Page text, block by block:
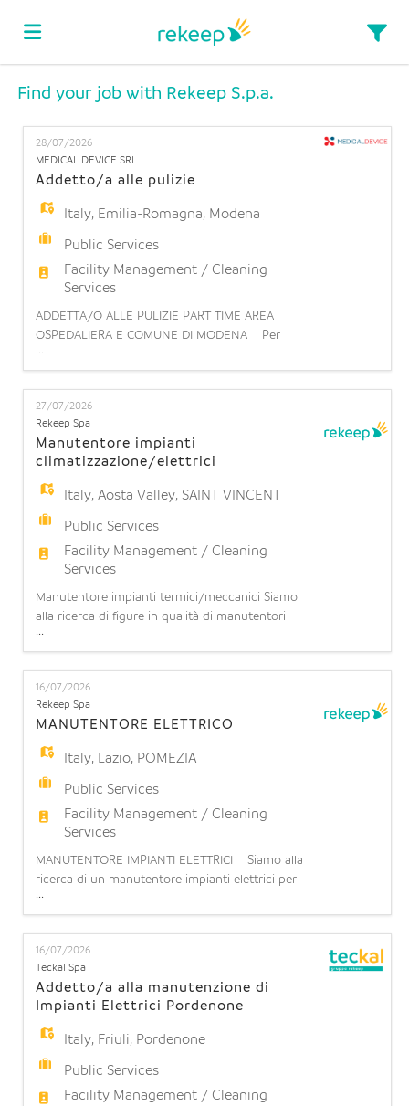
Home
Job
list
Upload
your
Login
EN
DE
PT
Find your job with Rekeep S.p.a.
28/07/2026
MEDICAL DEVICE SRL
Addetto/a alle pulizie
Italy, Emilia-Romagna, Modena
Public Services
Facility Management / Cleaning
Services
ADDETTA/O ALLE PULIZIE PART TIME AREA
OSPEDALIERA E COMUNE DI MODENA Per
importante realtà ospedaliera sita a Modena siamo
alla ricerca di un/a Addetto/a alle pulizie part time
orizzontale 15h. Cosa farai: La risorsa si occuperà
di pulire all'interno dei reparti, delle camere, bagni
e corridoi dell'intera struttura. Cosa offriamo: -
...
27/07/2026
Rekeep Spa
Manutentore impianti
climatizzazione/elettrici
Italy,Aosta Valley, SAINT VINCENT
Public Services
Facility Management / Cleaning
Services
Manutentore impianti termici/meccanici Siamo
alla ricerca di figure in qualità di manutentori
impianti termici/meccanici turnisti per
potenziamento team operativo presso CASINO'
SAINT VINCENT (CASINO' DE LA VELLEE')
Requisiti richiesti: - Preferibile se in possesso di
Diploma tecnico o attestato di qualifica; -
Esperienza manutenzione su imp
...
16/07/2026
Rekeep Spa
MANUTENTORE ELETTRICO
Italy, Lazio, POMEZIA
Public Services
Facility Management / Cleaning
Services
MANUTENTORE IMPIANTI ELETTRICI Siamo alla
ricerca di un manutentore impianti elettrici per
potenziamento team operativo presso il CED di
POMEZIA (RM) La risorsa dovrà assicurare il
corretto funzionamento degli impianti elettrici,
eseguendo le attività di manutenzione ordinaria e
straordinaria di impianti elettrici e apparecchiature
elettronich
...
16/07/2026
Teckal Spa
Addetto/a alla manutenzione di
Impianti Elettrici Pordenone
Italy, Friuli, Pordenone
Public Services
Facility Management / Cleaning